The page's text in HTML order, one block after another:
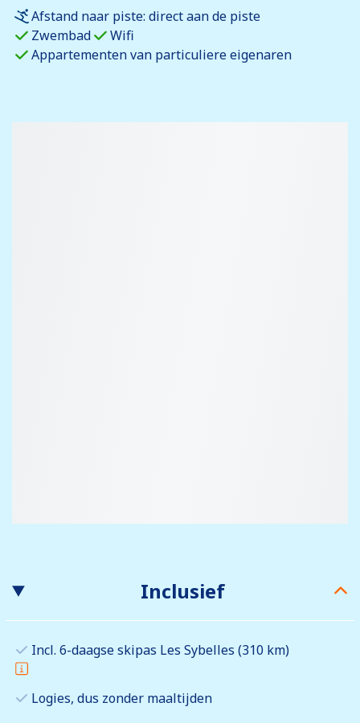
Afstand naar piste: direct aan de piste
Zwembad
Wifi
Appartementen van particuliere eigenaren
Inclusief
Incl. 6-daagse skipas Les Sybelles (310 km)
Logies, dus zonder maaltijden